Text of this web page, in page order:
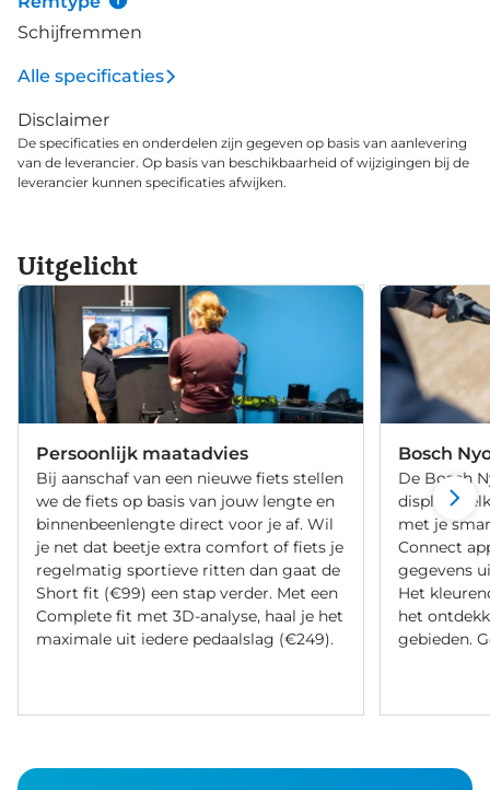
Schijfremmen
Alle specificaties
Disclaimer
De specificaties en onderdelen zijn gegeven op basis van aanlevering
van de leverancier. Op basis van beschikbaarheid of wijzigingen bij de
leverancier kunnen specificaties afwijken.
Uitgelicht
Persoonlijk maatadvies
Bij aanschaf van een nieuwe fiets stellen
we de fiets op basis van jouw lengte en
binnenbeenlengte direct voor je af. Wil
je net dat beetje extra comfort of fiets je
regelmatig sportieve ritten dan gaat de
Short fit (€99) een stap verder. Met een
Complete fit met 3D-analyse, haal je het
maximale uit iedere pedaalslag (€249).
Bosch
De Bosch
display
met je
Connect
gegevens
Het
het
gebieden.